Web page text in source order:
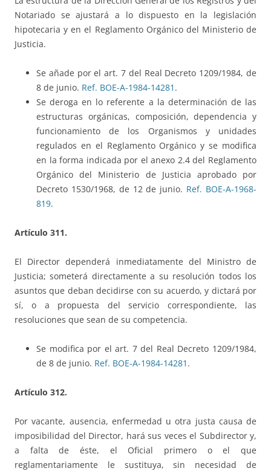
Notariado se ajustará a lo dispuesto en la legislación
hipotecaria y en el Reglamento Orgánico del Ministerio de
Justicia.
Se añade por el art. 7 del Real Decreto 1209/1984, de
8 de junio. Ref. BOE-A-1984-14281 .
Se deroga en lo referente a la determinación de las
estructuras orgánicas, composición, dependencia y
funcionamiento de los Organismos y unidades
regulados en el Reglamento Orgánico y se modifica
en la forma indicada por el anexo 2.4 del Reglamento
Orgánico del Ministerio de Justicia aprobado por
Decreto 1530/1968, de 12 de junio. Ref. BOE-A-1968-
819.
Artículo 311.
El Director dependerá inmediatamente del Ministro de
Justicia; someterá directamente a su resolución todos los
asuntos que deban decidirse con su acuerdo, y dictará por
sí, o a propuesta del servicio correspondiente, las
resoluciones que sean de su competencia.
Se modifica por el art. 7 del Real Decreto 1209/1984,
de 8 de junio. Ref. BOE-A-1984-14281 .
Artículo 312.
Por vacante, ausencia, enfermedad u otra justa causa de
imposibilidad del Director, hará sus veces el Subdirector y,
a falta de éste, el Oficial primero o el que
reglamentariamente le sustituya, sin necesidad de